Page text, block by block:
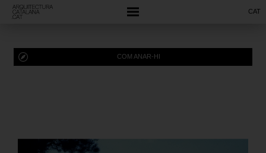
CAT
COM ANAR-HI